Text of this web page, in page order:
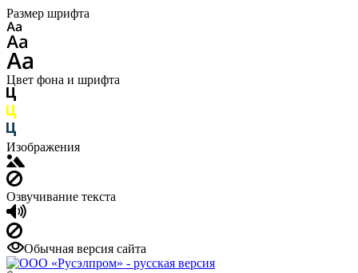
Размер шрифта
Цвет фона и шрифта
Изображения
Озвучивание текста
Обычная версия сайта